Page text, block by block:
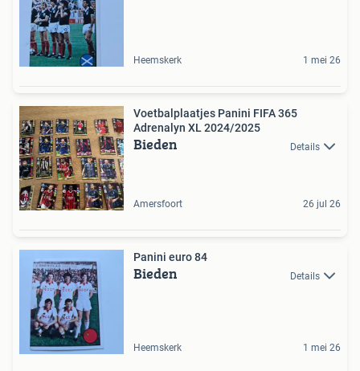
Heemskerk 1 mei 26
Voetbalplaatjes Panini FIFA 365
Adrenalyn XL 2024/2025
Bieden Details
Amersfoort 26 jul 26
Panini euro 84
Bieden Details
Heemskerk 1 mei 26